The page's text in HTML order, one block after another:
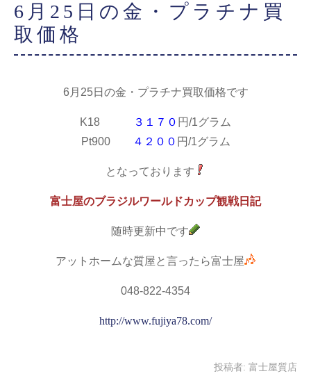
6月25日の金・プラチナ買
取価格
6月25日の金・プラチナ買取価格です
K18 ３１７０ 円/1グラム
Pt900
４２００ 円/1グラム
となっております
富士屋のブラジルワールドカップ観戦日記
随時更新中です
アットホームな質屋と言ったら富士屋
048-822-4354
http://www.fujiya78.com/
投稿者: 富士屋質店